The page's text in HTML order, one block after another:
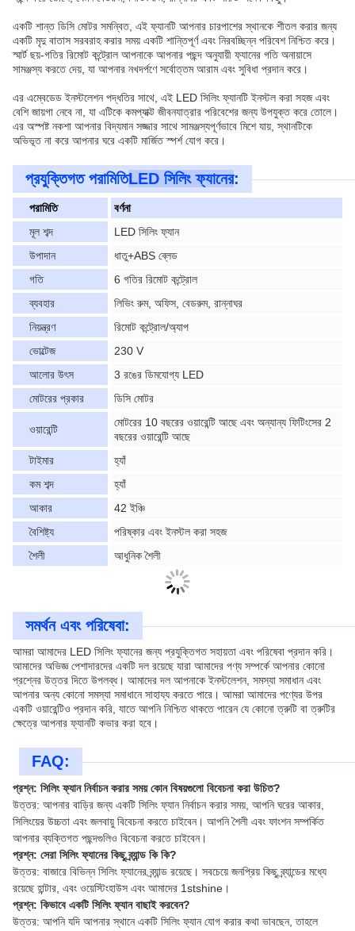
একটি শান্ত ডিসি মোটর সমন্বিত, এই ফ্যানটি আপনার চারপাশের স্থানকে শীতল করার জন্য
একটি মৃদু বাতাস সরবরাহ করার সময় একটি শান্তিপূর্ণ এবং নিরবচ্ছিন্ন পরিবেশ নিশ্চিত করে।
স্মার্ট ছয়-গতির রিমোট কন্ট্রোল আপনাকে আপনার পছন্দ অনুযায়ী ফ্যানের গতি অনায়াসে
সামঞ্জস্য করতে দেয়, যা আপনার নখদর্পণে সর্বোত্তম আরাম এবং সুবিধা প্রদান করে।
এর এম্বেডেড ইনস্টলেশন পদ্ধতির সাথে, এই LED সিলিং ফ্যানটি ইনস্টল করা সহজ এবং
বেশি জায়গা নেবে না, যা এটিকে কমপ্যাক্ট জীবনযাত্রার পরিবেশের জন্য উপযুক্ত করে তোলে।
এর অস্পষ্ট নকশা আপনার বিদ্যমান সজ্জার সাথে সামঞ্জস্যপূর্ণভাবে মিশে যায়, স্থানটিকে
অভিভূত না করে আপনার ঘরে একটি মার্জিত স্পর্শ যোগ করে।
প্রযুক্তিগত পরামিতিLED সিলিং ফ্যানের:
পরামিতি
বর্ণনা
মূল শব্দ
LED সিলিং ফ্যান
উপাদান
ধাতু+ABS ব্লেড
গতি
6 গতির রিমোট কন্ট্রোল
ব্যবহার
লিভিং রুম, অফিস, বেডরুম, রান্নাঘর
নিয়ন্ত্রণ
রিমোট কন্ট্রোল/অ্যাপ
ভোল্টেজ
230 V
আলোর উৎস
3 রঙের ডিমযোগ্য LED
মোটরের প্রকার
ডিসি মোটর
ওয়ারেন্টি
মোটরের 10 বছরের ওয়ারেন্টি আছে এবং অন্যান্য ফিটিংসের 2
বছরের ওয়ারেন্টি আছে
টাইমার
হ্যাঁ
কম শব্দ
হ্যাঁ
আকার
42 ইঞ্চি
বৈশিষ্ট্য
পরিষ্কার এবং ইনস্টল করা সহজ
শৈলী
আধুনিক শৈলী
সমর্থন এবং পরিষেবা:
আমরা আমাদের LED সিলিং ফ্যানের জন্য প্রযুক্তিগত সহায়তা এবং পরিষেবা প্রদান করি।
আমাদের অভিজ্ঞ পেশাদারদের একটি দল রয়েছে যারা আমাদের পণ্য সম্পর্কে আপনার কোনো
প্রশ্নের উত্তর দিতে উপলব্ধ। আমাদের দল আপনাকে ইনস্টলেশন, সমস্যা সমাধান এবং
আপনার অন্য কোনো সমস্যা সমাধানে সাহায্য করতে পারে। আমরা আমাদের পণ্যের উপর
একটি ওয়ারেন্টিও প্রদান করি, যাতে আপনি নিশ্চিত থাকতে পারেন যে কোনো ত্রুটি বা ত্রুটির
ক্ষেত্রে আপনার ফ্যানটি কভার করা হবে।
FAQ:
প্রশ্ন: সিলিং ফ্যান নির্বাচন করার সময় কোন বিষয়গুলো বিবেচনা করা উচিত?
উত্তর: আপনার বাড়ির জন্য একটি সিলিং ফ্যান নির্বাচন করার সময়, আপনি ঘরের আকার,
সিলিংয়ের উচ্চতা এবং জলবায়ু বিবেচনা করতে চাইবেন। আপনি শৈলী এবং ফাংশন সম্পর্কিত
আপনার ব্যক্তিগত পছন্দগুলিও বিবেচনা করতে চাইবেন।
প্রশ্ন: সেরা সিলিং ফ্যানের কিছু ব্র্যান্ড কি কি?
উত্তর: বাজারে বিভিন্ন সিলিং ফ্যানের ব্র্যান্ড রয়েছে। সবচেয়ে জনপ্রিয় কিছু ব্র্যান্ডের মধ্যে
রয়েছে হান্টার, এবং ওয়েস্টিংহাউস এবং আমাদের 1stshine।
প্রশ্ন: কিভাবে একটি সিলিং ফ্যান বাছাই করবেন?
উত্তর: আপনি যদি আপনার স্থানে একটি সিলিং ফ্যান যোগ করার কথা ভাবছেন, তাহলে